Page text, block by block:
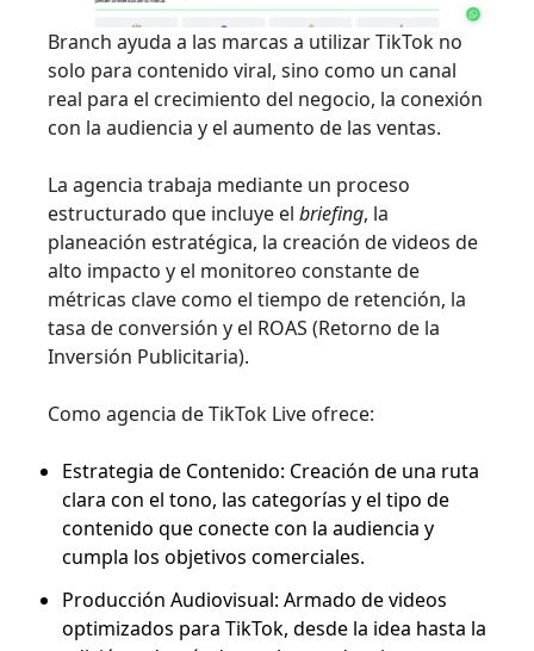
Branch ayuda a las marcas a utilizar TikTok no
solo para contenido viral, sino como un canal
real para el crecimiento del negocio, la conexión
con la audiencia y el aumento de las ventas.
La agencia trabaja mediante un proceso
estructurado que incluye el briefing, la
planeación estratégica, la creación de videos de
alto impacto y el monitoreo constante de
métricas clave como el tiempo de retención, la
tasa de conversión y el ROAS (Retorno de la
Inversión Publicitaria).
Como agencia de TikTok Live ofrece:
Estrategia de Contenido: Creación de una ruta
clara con el tono, las categorías y el tipo de
contenido que conecte con la audiencia y
cumpla los objetivos comerciales.
Producción Audiovisual: Armado de videos
optimizados para TikTok, desde la idea hasta la